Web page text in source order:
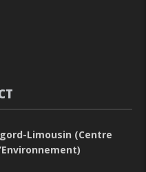
Limousin (Centre